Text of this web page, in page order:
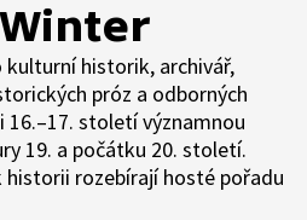
historik, archivář,
próz a odborných
století významnou
19. a počátku 20. století.
rozebírají hosté pořadu